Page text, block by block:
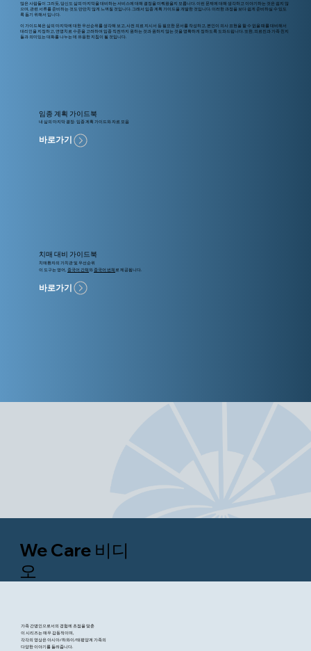
많은 사람들이 그러듯, 당신도 삶의 마지막을 대비하는 서비스에 대해 결정을 미뤄왔을지 모릅니다. 이런 문제에 대해 생각하고 이야기하는 것은 쉽지 않
으며, 관련 서류를 준비하는 것도 만만치 않게 느껴질 것입니다. 그래서 임종 계획 가이드을 개발한 것입니다. 이러한 과정을 보다 쉽게 준비하실 수 있도
록 돕기 위해서 입니다.
이 가이드북은 삶의 마지막에 대한 우선순위를 생각해 보고, 사전 의료 지시서 등 필요한 문서를 작성하고, 본인이 의사 표현을 할 수 없을 때를 대비해서
대리인을 지정하고, 연명치료 수준을 고려하여 임종 직전까지 원하는 것과 원하지 않는 것을 명확하게 정하도록 도와드립니다. 또한, 의료진과 가족 친지
들과 의미있는 대화를 나누는 데 유용한 지침이 될 것입니다.
임종 계획 가이드북
내 삶의 마지막 결정: 임종 계획 가이드와 자료 모음
바로가기
치매 대비 가이드북
치매환자의 가치관 및 우선순위
이 도구는 영어,중국어 간체 와중국어 번체 로 제공됩니다.
바로가기
We Care 비디
오
가족 간병인으로서의 경험에 초점을 맞춘
이 시리즈는 매우 감동적이며,
각각의 영상은 아시아/하와이/태평양계 가족의
다양한 이야기를 들려줍니다.